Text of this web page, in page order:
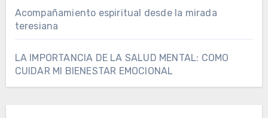
Acompañamiento espiritual desde la mirada
teresiana
LA IMPORTANCIA DE LA SALUD MENTAL: COMO
CUIDAR MI BIENESTAR EMOCIONAL